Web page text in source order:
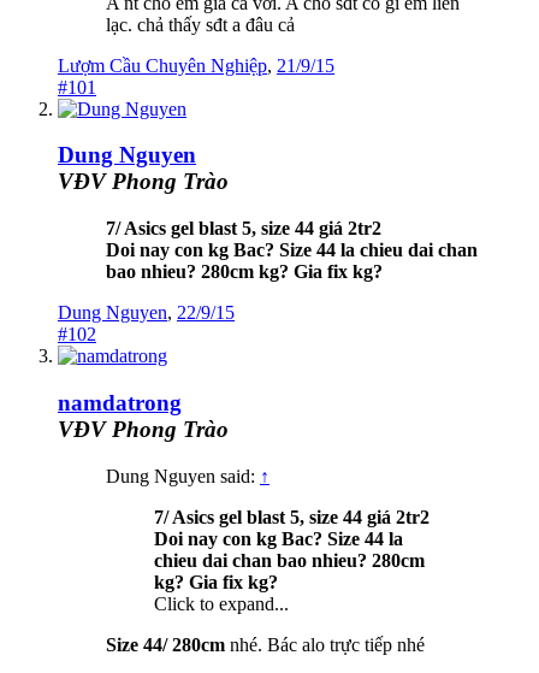
lạc. chả thấy sđt a đâu cả
Lượm Cầu Chuyên Nghiệp, 21/9/15
#101
Dung Nguyen
VĐV Phong Trào
7/ Asics gel blast 5, size 44 giá 2tr2
Doi nay con kg Bac? Size 44 la chieu dai chan
bao nhieu? 280cm kg? Gia fix kg?
Dung Nguyen, 22/9/15
#102
namdatrong
VĐV Phong Trào
Dung Nguyen said: ↑
7/ Asics gel blast 5, size 44 giá 2tr2
Doi nay con kg Bac? Size 44 la
chieu dai chan bao nhieu? 280cm
kg? Gia fix kg?
Click to expand...
Size 44/ 280cm nhé. Bác alo trực tiếp nhé